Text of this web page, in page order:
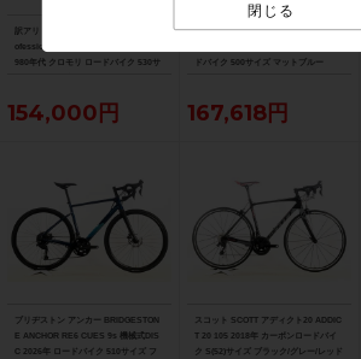
閉じる
訳アリ レストアベース アタラ Atala Pr
ofessional CAMPAGNOLO CHORUS 1
980年代 クロモリ ロードバイク 530サ
154,000円
コーダーブルーム KHODAA BLOOM フ
ドバイク 500サイズ マットブルー
167,618円
ブリヂストン アンカー BRIDGESTON
E ANCHOR RE6 CUES 9s 機械式DIS
C 2026年 ロードバイク 510サイズ フ
スコット SCOTT アディクト20 ADDIC
T 20 105 2018年 カーボンロードバイ
ク S(52)サイズ ブラック/グレー/レッド